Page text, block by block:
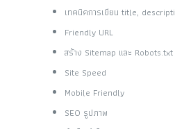
เทคนิคการเขียน title,
Friendly URL
สร้าง Sitemap และ Robots.txt
Site Speed
Mobile Friendly
SEO รูปภาพ